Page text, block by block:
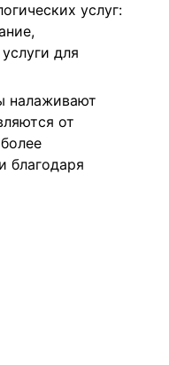
услуг:
для
налаживают
от
благодаря